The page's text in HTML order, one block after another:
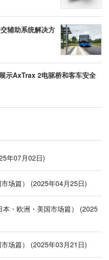
辅助系统解决方
示AxTrax 2电驱桥和客车安全
年07月02日)
场篇） (2025年04月25日)
・欧洲・美国市场篇） (2025
场篇） (2025年03月21日)